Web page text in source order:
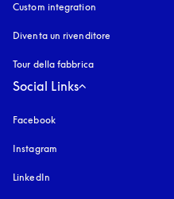
Custom integration
Diventa un rivenditore
Tour della fabbrica
Social Links
Facebook
Instagram
LinkedIn